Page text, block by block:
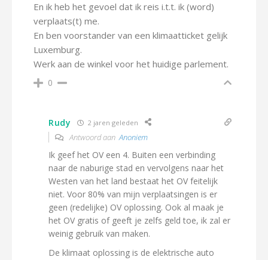
En ik heb het gevoel dat ik reis i.t.t. ik (word)
verplaats(t) me.
En ben voorstander van een klimaatticket gelijk
Luxemburg.
Werk aan de winkel voor het huidige parlement.
0
Rudy 2 jaren geleden
Antwoord aanAnoniem
Ik geef het OV een 4. Buiten een verbinding
naar de naburige stad en vervolgens naar het
Westen van het land bestaat het OV feitelijk
niet. Voor 80% van mijn verplaatsingen is er
geen (redelijke) OV oplossing. Ook al maak je
het OV gratis of geeft je zelfs geld toe, ik zal er
weinig gebruik van maken.
De klimaat oplossing is de elektrische auto